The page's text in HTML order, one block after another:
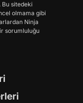
sitedeki
olmama gibi
Ninja
sorumluluğu